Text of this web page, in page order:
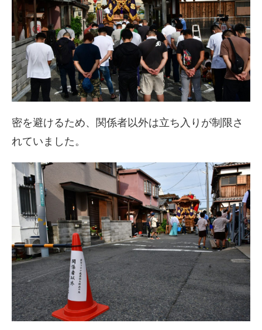
密を避けるため、関係者以外は立ち入りが制限さ
れていました。